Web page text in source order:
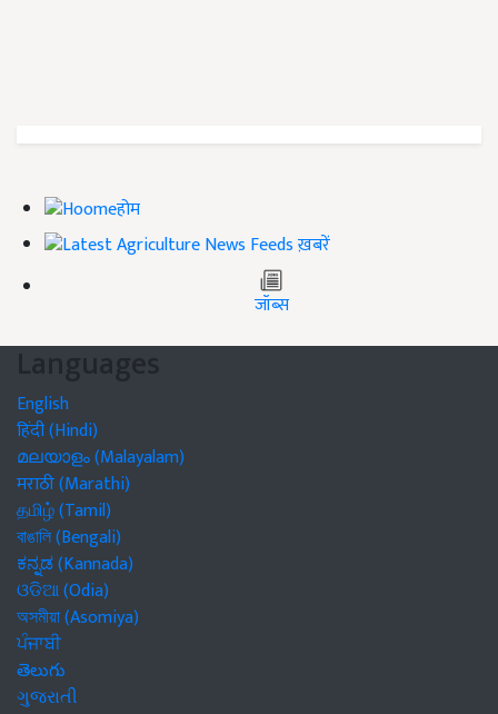
होम
ख़बरें
जॉब्स
Languages
English
हिंदी (Hindi)
മലയാളം (Malayalam)
मराठी (Marathi)
தமிழ் (Tamil)
বাঙালি (Bengali)
ಕನ್ನಡ (Kannada)
ଓଡିଆ (Odia)
অসমীয়া (Asomiya)
ਪੰਜਾਬੀ
తెలుగు
ગુજરાતી